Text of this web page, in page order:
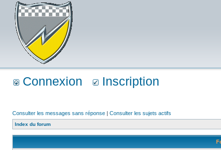
Connexion Inscription
Consulter les messages sans réponse | Consulter les sujets actifs
Index du forum